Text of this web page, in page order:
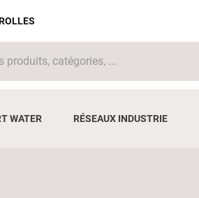
WATER RÉSEAUX INDUSTRIE